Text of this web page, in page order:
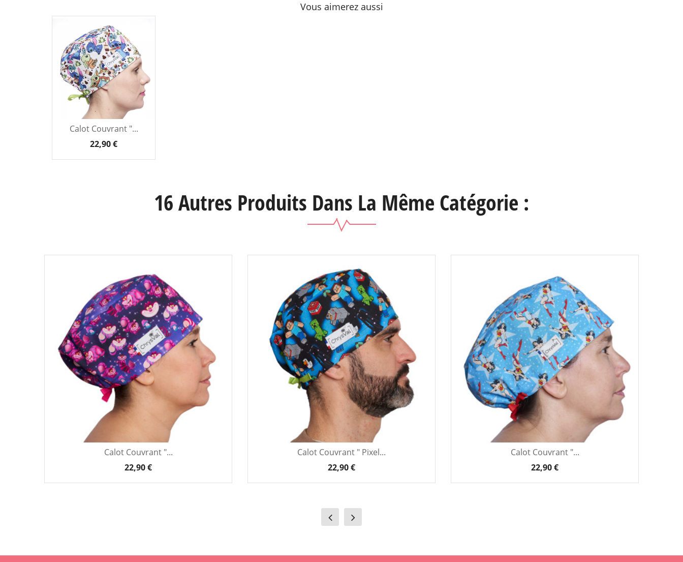
Vous aimerez aussi
Calot Couvrant "...
22,90 €
16 Autres Produits Dans La Même Catégorie :
Calot Couvrant "...
22,90 €
Calot Couvrant " Pixel...
22,90 €
Calot Couvrant "...
22,90 €